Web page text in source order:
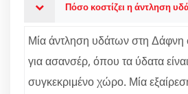
Πόσο κοστίζει η άντληση
Μία άντληση υδάτων στη Δάφνη
για ασανσέρ, όπου τα ύδατα
συγκεκριμένο χώρο. Μία